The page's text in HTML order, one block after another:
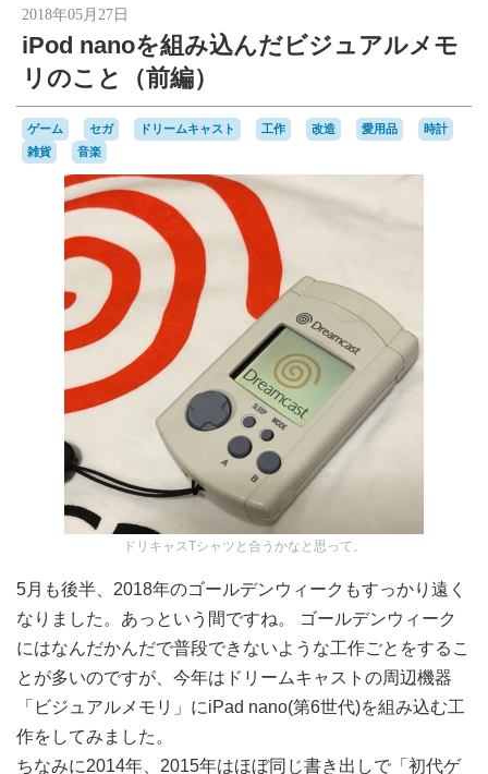
2018年05月27日
iPod nanoを組み込んだビジュアルメモ
リのこと（前編）
ゲーム セガ ドリームキャスト 工作 改造 愛用品
時計
雑貨
音楽
ドリキャスTシャツと合うかなと思って。
5月も後半、2018年のゴールデンウィークもすっかり遠く
なりました。あっという間ですね。 ゴールデンウィーク
にはなんだかんだで普段できないような工作ごとをするこ
とが多いのですが、今年はドリームキャストの周辺機器
「ビジュアルメモリ」にiPad nano(第6世代)を組み込む工
作をしてみました。
ちなみに2014年、2015年はほぼ同じ書き出しで「初代ゲ